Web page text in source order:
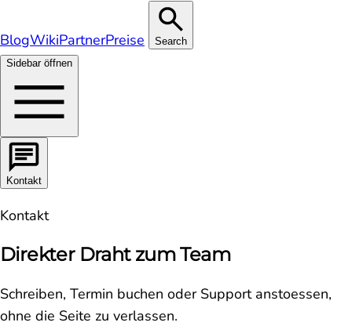
BlogWikiPartnerPreise
Search
Sidebar öffnen
Kontakt
Kontakt
Direkter Draht zum Team
Schreiben, Termin buchen oder Support anstoessen,
ohne die Seite zu verlassen.